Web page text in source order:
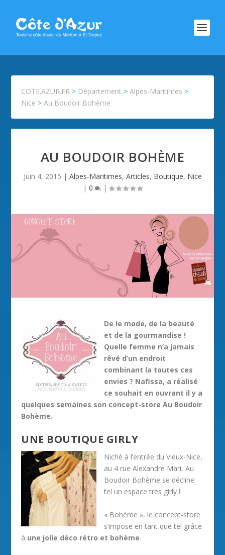
COTE.AZUR.FR > Département >Alpes-Maritimes >
Nice >Au Boudoir Bohème
AU BOUDOIR BOHÈME
Juin 4, 2015 | Alpes-Maritimes, Articles, Boutique, Nice
| 0 |
De le mode, de la beauté
et de la gourmandise !
Quelle femme n’a jamais
rêvé d’un endroit
combinant la toutes ces
envies ? Nafissa, a réalisé
ce souhait en ouvrant il y a
quelques semaines son concept-store Au Boudoir
Bohème.
UNE BOUTIQUE GIRLY
Niché à l’entrée du Vieux-Nice,
au 4 rue Alexandre Mari, Au
Boudoir Bohème se décline
tel un espace très girly !
« Bohème », le concept-store
s’impose en tant que tel grâce
à une jolie déco rétro et bohème.